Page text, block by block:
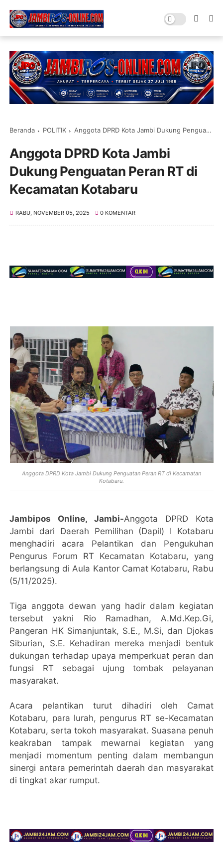
Beranda POLITIK Anggota DPRD Kota Jambi Dukung Penguatan Peran RT di Kecamatan Kotabaru
Anggota DPRD Kota Jambi
Dukung Penguatan Peran RT di
Kecamatan Kotabaru
RABU, NOVEMBER 05, 2025 0 KOMENTAR
Anggota DPRD Kota Jambi Dukung Penguatan Peran RT di Kecamatan
Kotabaru.
Jambipos Online, Jambi-Anggota DPRD Kota
Jambi dari Daerah Pemilihan (Dapil) I Kotabaru
menghadiri acara Pelantikan dan Pengukuhan
Pengurus Forum RT Kecamatan Kotabaru, yang
berlangsung di Aula Kantor Camat Kotabaru, Rabu
(5/11/2025).
Tiga anggota dewan yang hadir dalam kegiatan
tersebut yakni Rio Ramadhan, A.Md.Kep.Gi,
Pangeran HK Simanjuntak, S.E., M.Si, dan Djokas
Siburian, S.E. Kehadiran mereka menjadi bentuk
dukungan terhadap upaya memperkuat peran dan
fungsi RT sebagai ujung tombak pelayanan
masyarakat.
Acara pelantikan turut dihadiri oleh Camat
Kotabaru, para lurah, pengurus RT se-Kecamatan
Kotabaru, serta tokoh masyarakat. Suasana penuh
keakraban tampak mewarnai kegiatan yang
menjadi momentum penting dalam membangun
sinergi antara pemerintah daerah dan masyarakat
di tingkat akar rumput.